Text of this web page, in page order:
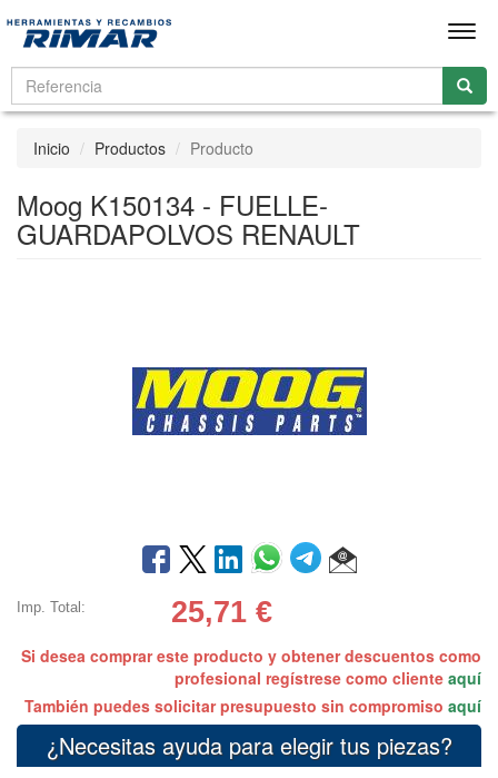
Inicio Productos Producto
Moog K150134 - FUELLE-
GUARDAPOLVOS RENAULT
Imp. Total: 25,71 €
Si desea comprar este producto y obtener descuentos como
profesional regístrese como cliente aquí
También puedes solicitar presupuesto sin compromiso aquí
¿Necesitas ayuda para elegir tus piezas?